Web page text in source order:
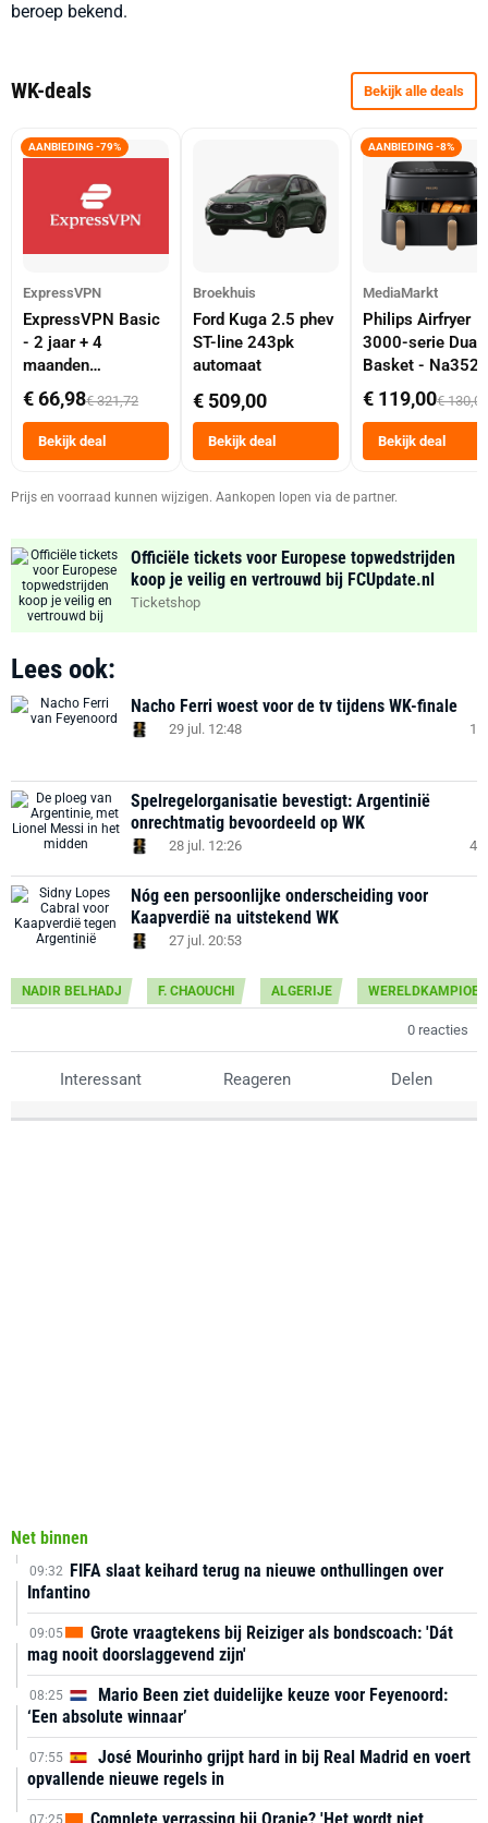
beroep bekend.
WK-deals Bekijk alle deals
AANBIEDING -79%
ExpressVPN
ExpressVPN Basic
- 2 jaar + 4
maanden
abonnement
€ 66,98€ 321,72
Bekijk deal
Broekhuis
Ford Kuga 2.5 phev
ST-line 243pk
automaat
€ 509,00
Bekijk deal
AANBIEDING -8%
MediaMarkt
Philips Airfryer
3000-serie Dual
Basket -
Dubbele Mand 9
Tot 6 Personen
Heteluchtfriteuse
Zwart
€ 119,00€ 130,00
Bekijk deal
Prijs en voorraad kunnen wijzigen. Aankopen lopen via de partner.
Officiële tickets voor Europese topwedstrijden
koop je veilig en vertrouwd bij FCUpdate.nl
Ticketshop
Lees ook:
Nacho Ferri woest voor de tv tijdens WK-finale
29 jul. 12:48 1
Spelregelorganisatie bevestigt: Argentinië
onrechtmatig bevoordeeld op WK
28 jul. 12:26 4
Nóg een persoonlijke onderscheiding voor
Kaapverdië na uitstekend WK
27 jul. 20:53
NADIR BELHADJ F. CHAOUCHI ALGERIJE
0 reacties
Interessant Reageren Delen
Net binnen
09:32 FIFA slaat keihard terug na nieuwe onthullingen over
Infantino
09:05
Grote vraagtekens bij Reiziger als bondscoach: 'Dát
mag nooit doorslaggevend zijn'
08:25
Mario Been ziet duidelijke keuze voor Feyenoord:
‘Een absolute winnaar’
07:55
José Mourinho grijpt hard in bij Real Madrid en voert
opvallende nieuwe regels in
07:25